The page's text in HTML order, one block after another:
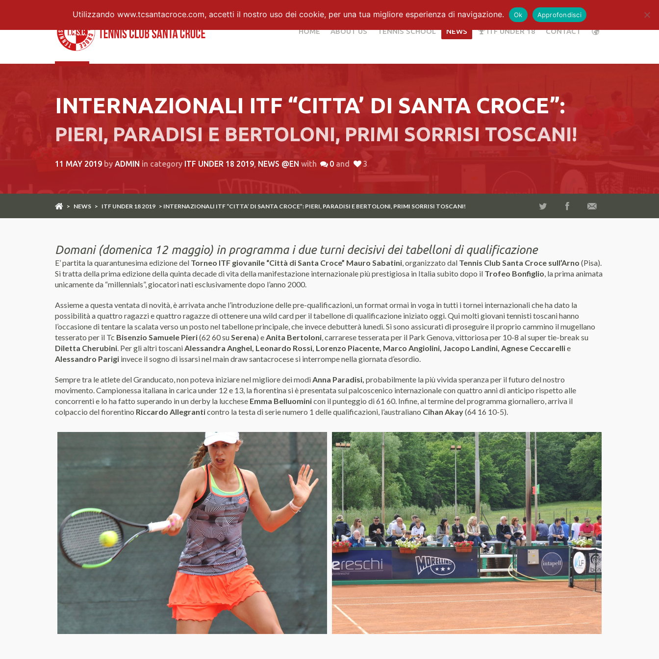
HOME ABOUT US TENNIS SCHOOL NEWS ITF UNDER 18 CONTACT
INTERNAZIONALI ITF “CITTA’ DI SANTA CROCE”:
PIERI, PARADISI E BERTOLONI, PRIMI SORRISI TOSCANI!
11 MAY 2019 by ADMIN in category ITF UNDER 18 2019, NEWS @EN with 0 and 3
> NEWS > ITF UNDER 18 2019 > INTERNAZIONALI ITF “CITTA’ DI SANTA CROCE”: PIERI, PARADISI E BERTOLONI, PRIMI SORRISI TOSCANI!
Domani (domenica 12 maggio) in programma i due turni decisivi dei tabelloni di qualificazione
E’ partita la quarantunesima edizione del Torneo ITF giovanile “Città di Santa Croce” Mauro Sabatini, organizzato dal Tennis Club Santa Croce sull’Arno (Pisa).
Si tratta della prima edizione della quinta decade di vita della manifestazione internazionale più prestigiosa in Italia subito dopo il Trofeo Bonfiglio, la prima animata
unicamente da “millennials”, giocatori nati esclusivamente dopo l’anno 2000.
Assieme a questa ventata di novità, è arrivata anche l’introduzione delle pre-qualificazioni, un format ormai in voga in tutti i tornei internazionali che ha dato la
possibilità a quattro ragazzi e quattro ragazze di ottenere una wild card per il tabellone di qualificazione iniziato oggi. Qui molti giovani tennisti toscani hanno
l’occasione di tentare la scalata verso un posto nel tabellone principale, che invece debutterà lunedì. Si sono assicurati di proseguire il proprio cammino il mugellano
tesserato per il Tc Bisenzio Samuele Pieri(62 60 suSerena) eAnita Bertoloni, carrarese tesserata per il Park Genova, vittoriosa per 10-8 al super tie-break su
Diletta Cherubini. Per gli altri toscaniAlessandra Anghel, Leonardo Rossi, Lorenzo Piacente, Marco Angiolini, Jacopo Landini, Agnese Ceccarellie
Alessandro Parigi invece il sogno di issarsi nel main draw santacrocese si interrompe nella giornata d’esordio.
Sempre tra le atlete del Granducato, non poteva iniziare nel migliore dei modiAnna Paradisi, probabilmente la più vivida speranza per il futuro del nostro
movimento. Campionessa italiana in carica under 12 e 13, la fiorentina si è presentata sul palcoscenico internazionale con quattro anni di anticipo rispetto alle
concorrenti e lo ha fatto superando in un derby la lucchese Emma Belluominicon il punteggio di 61 60. Infine, al termine del programma giornaliero, arriva il
colpaccio del fiorentino Riccardo Allegranticontro la testa di serie numero 1 delle qualificazioni, l’australiano Cihan Akay(64 16 10-5).
Utilizzando www.tcsantacroce.com, accetti il nostro uso dei cookie, per una tua migliore esperienza di navigazione. Ok Approfondisci